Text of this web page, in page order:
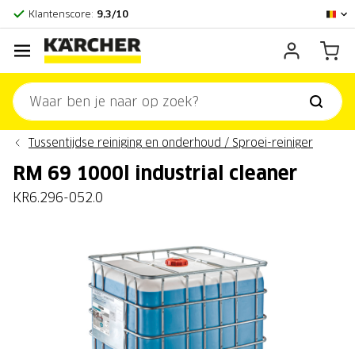
Klantenscore: 9,3/10
Tussentijdse reiniging en onderhoud / Sproei-reiniger
RM 69 1000l industrial cleaner
KR6.296-052.0